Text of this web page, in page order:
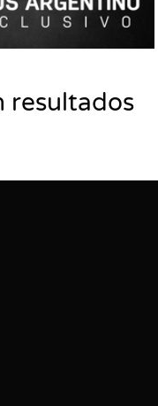
resultados